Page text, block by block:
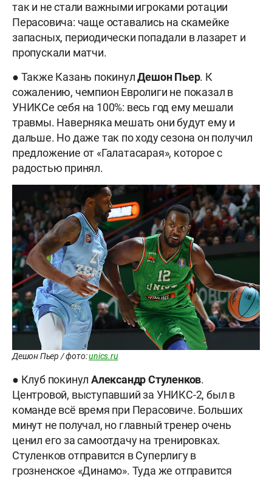
так и не стали важными игроками ротации
Перасовича: чаще оставались на скамейке
запасных, периодически попадали в лазарет и
пропускали матчи.
● Также Казань покинулДешонПьер. К
сожалению, чемпион Евролиги не показал в
УНИКСе себя на 100%: весь год ему мешали
травмы. Наверняка мешать они будут ему и
дальше. Но даже так по ходу сезона он получил
предложение от «Галатасарая», которое с
радостью принял.
Дешон Пьер / фото:unics.ru
● Клуб покинул АлександрСтуленков.
Центровой, выступавший за УНИКС-2, был в
команде всё время при Перасовиче. Больших
минут не получал, но главный тренер очень
ценил его за самоотдачу на тренировках.
Стуленков отправится в Суперлигу в
грозненское «Динамо». Туда же отправится